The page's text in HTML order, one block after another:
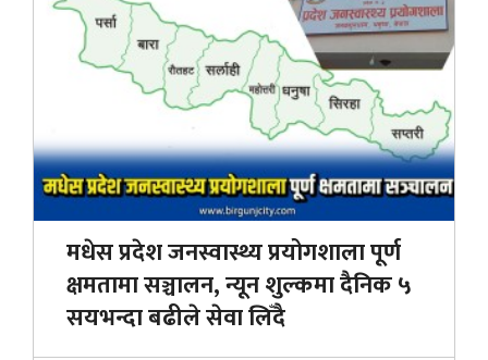
मधेस प्रदेश जनस्वास्थ्य प्रयोगशाला पूर्ण
क्षमतामा सञ्चालन, न्यून शुल्कमा दैनिक ५
सयभन्दा बढीले सेवा लिँदै